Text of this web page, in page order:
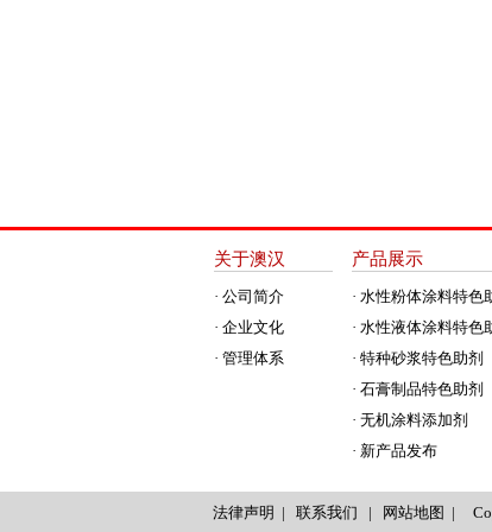
关于澳汉
· 公司简介
· 企业文化
· 管理体系
产品展示
· 水性粉体涂料特色
· 水性液体涂料特色
· 特种砂浆特色助剂
· 石膏制品特色助剂
· 无机涂料添加剂
· 新产品发布
法律声明 | 联系我们 | 网站地图 |